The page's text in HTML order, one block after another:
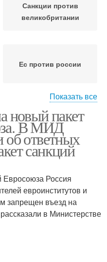
Санкции против
великобритании
Ес против россии
Россия на американские
санкции
Показать все
новый пакет
В МИД
об ответных
санкций
Евросоюза Россия
евроинститутов и
запрещен въезд на
в Министерстве